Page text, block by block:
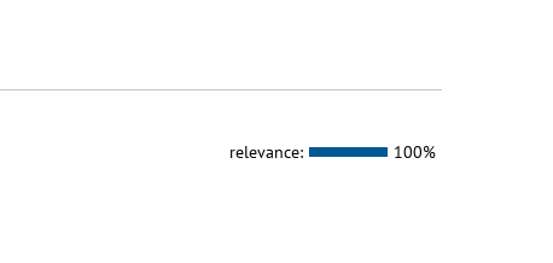
relevance: 100%